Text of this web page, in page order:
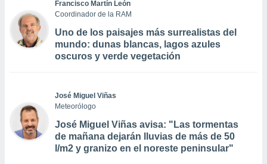
Francisco Martín León
Coordinador de la RAM
Uno de los paisajes más surrealistas del
mundo: dunas blancas, lagos azules
oscuros y verde vegetación
José Miguel Viñas
Meteorólogo
José Miguel Viñas avisa: "Las tormentas
de mañana dejarán lluvias de más de 50
l/m2 y granizo en el noreste peninsular"